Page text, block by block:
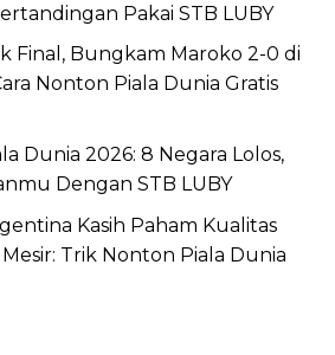
Pakai STB LUBY
Final, Bungkam Maroko 2-0 di
Nonton Piala Dunia Gratis
Dunia 2026: 8 Negara Lolos,
Dengan STB LUBY
Kasih Paham Kualitas
Trik Nonton Piala Dunia